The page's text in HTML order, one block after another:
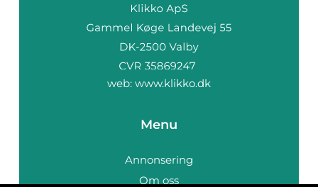
web: www.klikko.dk
Menu
Annonsering
Om oss